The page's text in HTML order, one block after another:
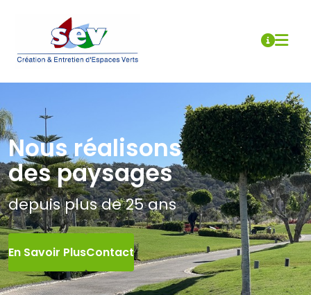
Nous réalisons
des paysages
depuis plus de 25 ans
En Savoir PlusContact